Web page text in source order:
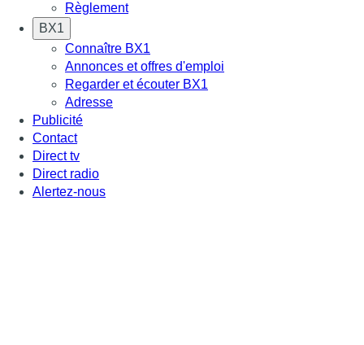
Règlement
BX1
Connaître BX1
Annonces et offres d'emploi
Regarder et écouter BX1
Adresse
Publicité
Contact
Direct tv
Direct radio
Alertez-nous